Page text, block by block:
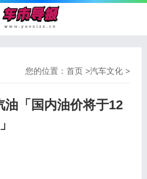
您的位置：首页 >汽车文化 >
油「国内油价将于12